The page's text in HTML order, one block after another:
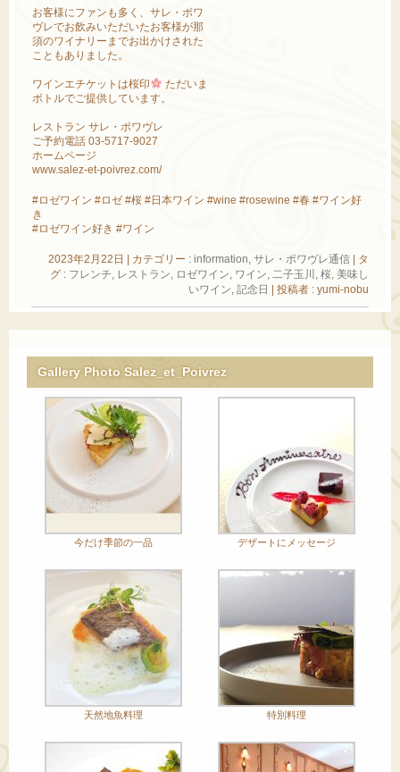
お客様にファンも多く、サレ・ポワ
ヴレでお飲みいただいたお客様が那
須のワイナリーまでお出かけされた
こともありました。
ワインエチケットは桜印
ただいま
ボトルでご提供しています。
レストラン サレ・ポワヴレ
ご予約電話 03-5717-9027
ホームページ
www.salez-et-poivrez.com/
#ロゼワイン #ロゼ #桜 #日本ワイン #wine #rosewine #春 #ワイン好
き
#ロゼワイン好き #ワイン
2023年2月22日 | カテゴリー : information サレ・ポワヴレ通信 | タ
グ : フレンチ レストラン ロゼワイン ワイン 二子玉川 桜 美味し
いワイン 記念日 | 投稿者 : yumi-nobu
Gallery Photo Salez_et_Poivrez
今だけ季節の一品 デザートにメッセージ
天然地魚料理 特別料理